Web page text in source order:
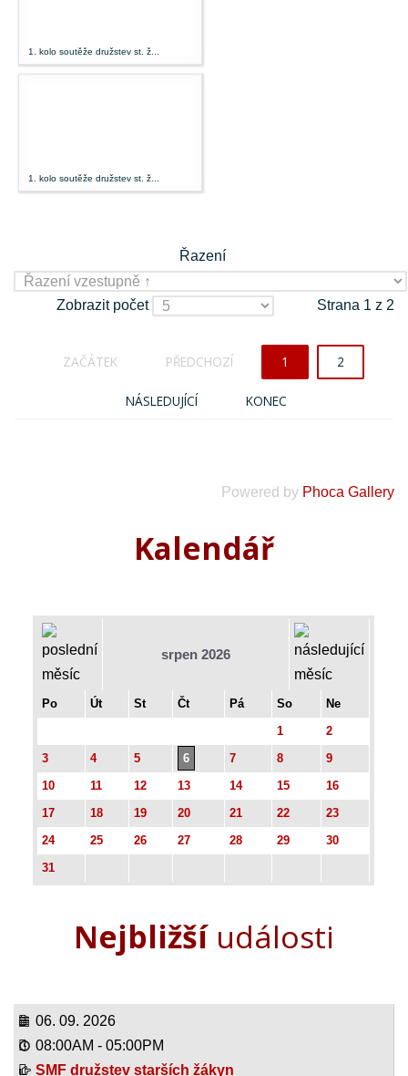
1. kolo soutěže družstev st. ž...
1. kolo soutěže družstev st. ž...
Řazení
Zobrazit počet Strana 1 z 2
ZAČÁTEK PŘEDCHOZÍ 1 2
NÁSLEDUJÍCÍ KONEC
Powered by Phoca Gallery
Kalendář
srpen 2026
Po Út St Čt Pá So
Ne
1
2
3
4 5 6 7 8
9
10
11 12 13 14 15
16
17
18 19 20 21 22
23
24
25 26 27 28 29
30
31
Nejbližšíudálosti
06. 09. 2026
08:00AM - 05:00PM
SMF družstev starších žákyn